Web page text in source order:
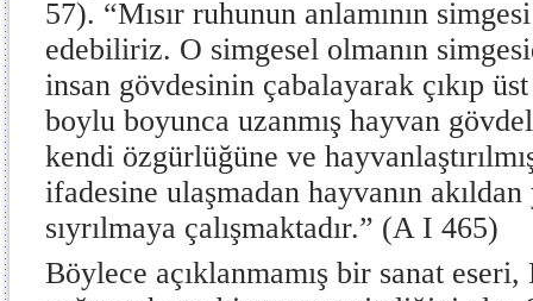
57). “Mısır ruhunun anlamının
edebiliriz. O simgesel olmanın
insan gövdesinin çabalayarak çıkıp üst
boylu boyunca uzanmış hayvan
kendi özgürlüğüne ve
ifadesine ulaşmadan hayvanın
sıyrılmaya çalışmaktadır.” (A I 465)
Böylece açıklanmamış bir sanat